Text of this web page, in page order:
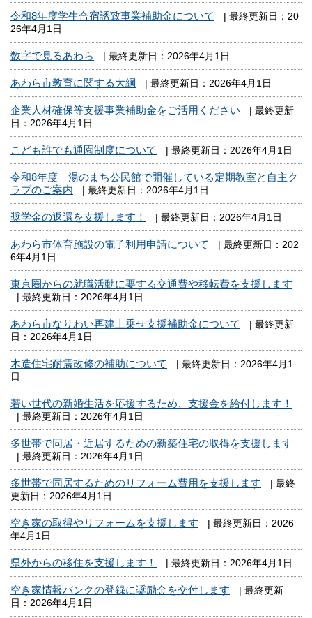
令和8年度学生合宿誘致事業補助金について
| 最終更新日：20
26年4月1日
数字で見るあわら | 最終更新日：2026年4月1日
あわら市教育に関する大綱 | 最終更新日：2026年4月1日
企業人材確保等支援事業補助金をご活用ください
| 最終更新
日：2026年4月1日
こども誰でも通園制度について | 最終更新日：2026年4月1日
令和8年度 湯のまち公民館で開催している定期教室と自主ク
ラブのご案内
| 最終更新日：2026年4月1日
奨学金の返還を支援します！ | 最終更新日：2026年4月1日
あわら市体育施設の電子利用申請について
| 最終更新日：202
6年4月1日
東京圏からの就職活動に要する交通費や移転費を支援します
| 最終更新日：2026年4月1日
あわら市なりわい再建上乗せ支援補助金について
| 最終更新
日：2026年4月1日
木造住宅耐震改修の補助について
| 最終更新日：2026年4月1
日
若い世代の新婚生活を応援するため、支援金を給付します！
| 最終更新日：2026年4月1日
多世帯で同居・近居するための新築住宅の取得を支援します
| 最終更新日：2026年4月1日
多世帯で同居するためのリフォーム費用を支援します
| 最終
更新日：2026年4月1日
空き家の取得やリフォームを支援します
| 最終更新日：2026
年4月1日
県外からの移住を支援します！ | 最終更新日：2026年4月1日
空き家情報バンクの登録に奨励金を交付します
| 最終更新
日：2026年4月1日